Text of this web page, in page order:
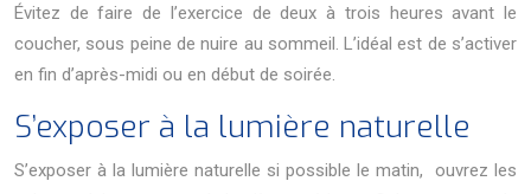
Évitez de faire de l’exercice de deux à trois heures avant le
coucher, sous peine de nuire au sommeil. L’idéal est de s’activer
en fin d’après-midi ou en début de soirée.
S’exposer à la lumière naturelle
S’exposer à la lumière naturelle si possible le matin, ouvrez les